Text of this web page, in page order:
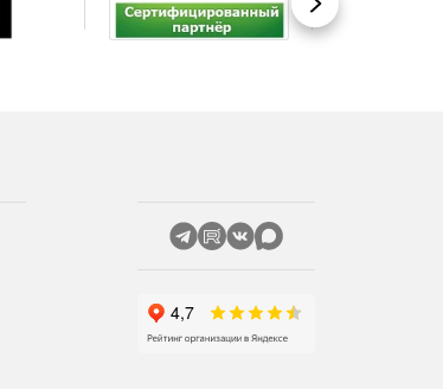
Вперед